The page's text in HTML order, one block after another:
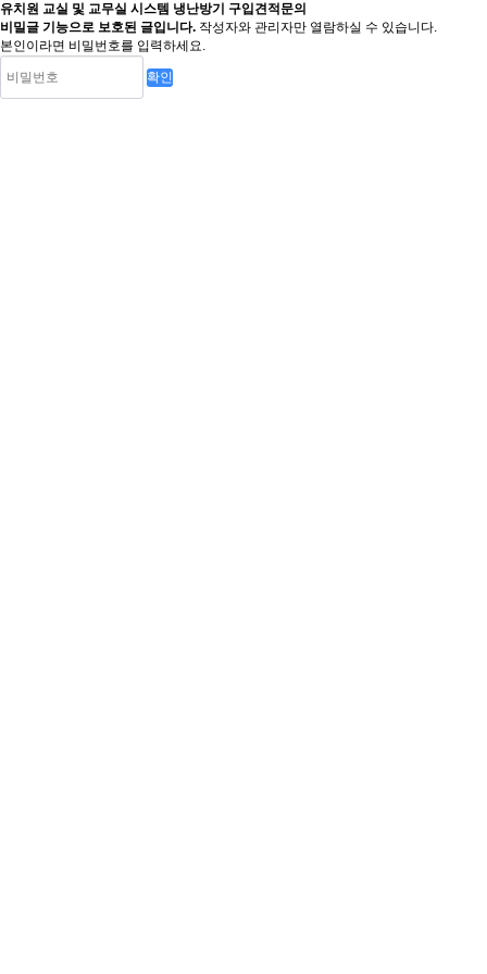
유치원 교실 및 교무실 시스템 냉난방기 구입견적문의
비밀글 기능으로 보호된 글입니다. 작성자와 관리자만 열람하실 수 있습니다.
본인이라면 비밀번호를 입력하세요.